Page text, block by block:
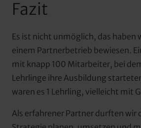
Fazit
Es ist nicht unmöglich, das haben
einem Partnerbetrieb bewiesen.
mit knapp 100 Mitarbeiter, bei
Lehrlinge ihre Ausbildung
waren es 1 Lehrling, vielleicht mit
Als erfahrener Partner durften wir